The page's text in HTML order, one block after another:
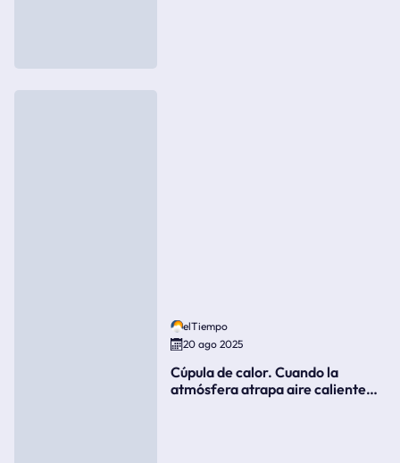
elTiempo
20 ago 2025
Cúpula de calor. Cuando la
atmósfera atrapa aire caliente